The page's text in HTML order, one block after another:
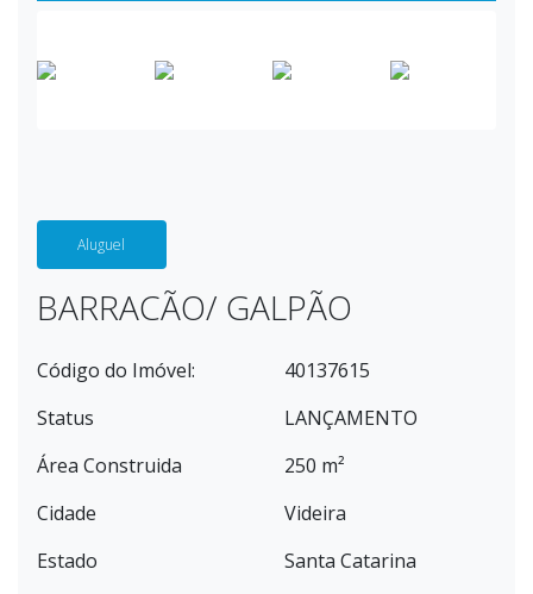
Aluguel
BARRACÃO/ GALPÃO
Código do Imóvel:
40137615
Status
LANÇAMENTO
Área Construida
250 m²
Cidade
Videira
Estado
Santa Catarina